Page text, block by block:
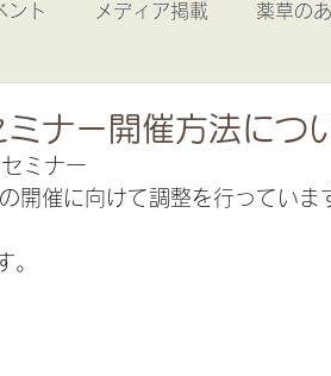
ント メディア掲載 薬草の
ナー開催方法につ
ミナー
開催に向けて調整を行っていま
。